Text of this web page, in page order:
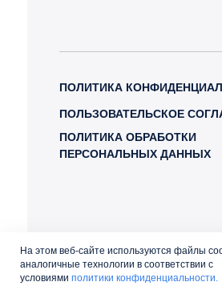
ПОЛИТИКА
ПОЛЬЗОВАТЕЛЬСКОЕ
ПОЛИТИКА ОБРАБОТКИ
ПЕРСОНАЛЬНЫХ ДАННЫХ
На этом веб-сайте используются файлы
аналогичные технологии в соответствии с
условиями политики конфиденциальности.